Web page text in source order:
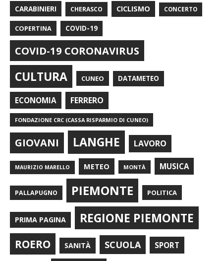
CARABINIERI CHERASCO CICLISMO CONCERTO
COPERTINA COVID-19
COVID-19 CORONAVIRUS
CULTURA CUNEO DATAMETEO
ECONOMIA FERRERO
FONDAZIONE CRC (CASSA RISPARMIO DI CUNEO)
GIOVANI LANGHE LAVORO
MAURIZIO MARELLO METEO MONTÀ MUSICA
PALLAPUGNO PIEMONTE POLITICA
PRIMA PAGINA REGIONE PIEMONTE
ROERO SANITÀ SCUOLA SPORT